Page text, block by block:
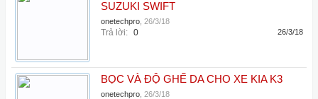
SUZUKI SWIFT
onetechpro 26/3/18
Trả lời: 0 26/3/18
BỌC VÀ ĐỘ GHẾ DA CHO XE KIA K3
onetechpro 26/3/18